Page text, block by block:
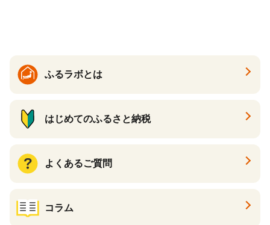
ギフト ふるさと納税 ）
ふるラボとは
はじめてのふるさと納税
よくあるご質問
コラム